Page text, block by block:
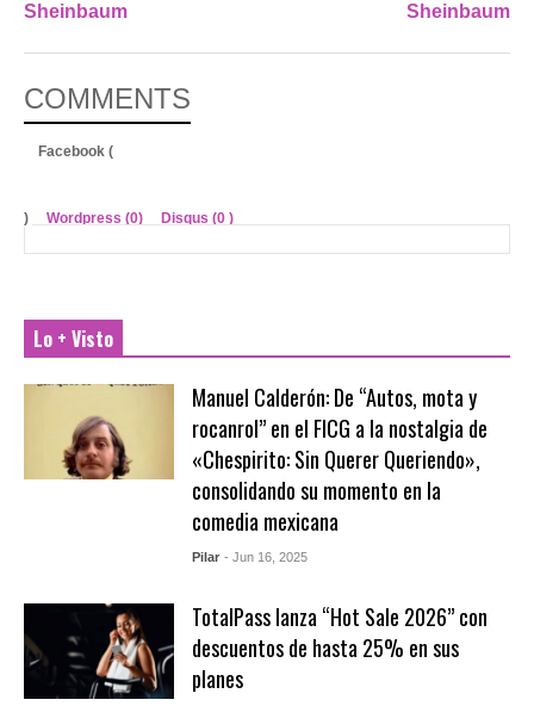
Sheinbaum
Sheinbaum
COMMENTS
Facebook (
) Wordpress (0) Disqus (0 )
Lo + Visto
Manuel Calderón: De “Autos, mota y
rocanrol” en el FICG a la nostalgia de
«Chespirito: Sin Querer Queriendo»,
consolidando su momento en la
comedia mexicana
Pilar - Jun 16, 2025
TotalPass lanza “Hot Sale 2026” con
descuentos de hasta 25% en sus
planes